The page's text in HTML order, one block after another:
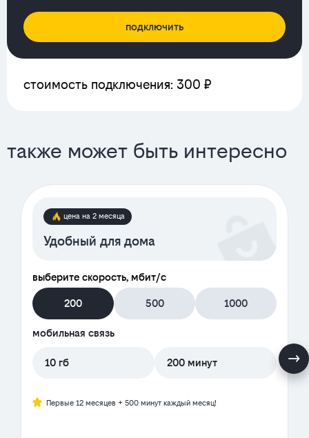
подключить
стоимость подключения: 300 ₽
также может быть интересно
цена на 2 месяца
Удобный для дома
выберите скорость, мбит/с
200 500 1000
мобильная связь
10 гб 200 минут
Первые 12 месяцев + 500 минут каждый месяц!